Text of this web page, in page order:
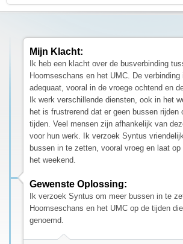
Mijn Klacht:
Ik heb een klacht over de busverbinding
Hoornseschans en het UMC. De verbinding
adequaat, vooral in de vroege ochtend en
Ik werk verschillende diensten, ook in het
het is frustrerend dat er geen bussen rijden
tijden. Veel mensen zijn afhankelijk van
voor hun werk. Ik verzoek Syntus
bussen in te zetten, vooral vroeg en laat op
het weekend.
Gewenste Oplossing:
Ik verzoek Syntus om meer bussen in te
Hoornseschans en het UMC op de tijden
genoemd.